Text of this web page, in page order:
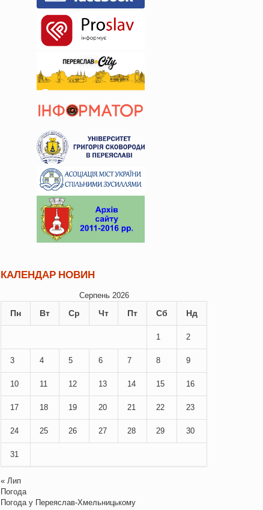
КАЛЕНДАР НОВИН
Серпень 2026
Пн Вт Ср Чт Пт Сб Нд
1 2
3 4 5 6 7 8 9
10 11 12 13 14 15 16
17 18 19 20 21 22 23
24 25 26 27 28 29 30
31
« Лип
Погода
Погода у Переяслав-Хмельницькому